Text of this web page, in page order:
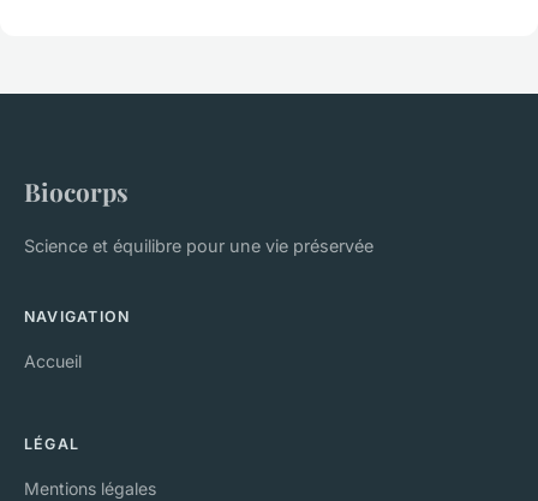
Biocorps
Science et équilibre pour une vie préservée
NAVIGATION
Accueil
LÉGAL
Mentions légales